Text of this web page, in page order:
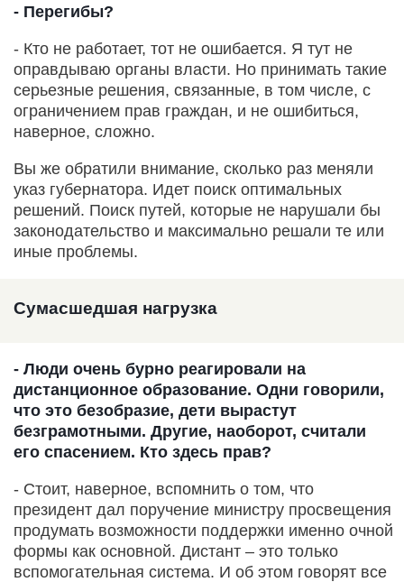
- Перегибы?
- Кто не работает, тот не ошибается. Я тут не
оправдываю органы власти. Но принимать такие
серьезные решения, связанные, в том числе, с
ограничением прав граждан, и не ошибиться,
наверное, сложно.
Вы же обратили внимание, сколько раз меняли
указ губернатора. Идет поиск оптимальных
решений. Поиск путей, которые не нарушали бы
законодательство и максимально решали те или
иные проблемы.
Сумасшедшая нагрузка
- Люди очень бурно реагировали на
дистанционное образование. Одни говорили,
что это безобразие, дети вырастут
безграмотными. Другие, наоборот, считали
его спасением. Кто здесь прав?
- Стоит, наверное, вспомнить о том, что
президент дал поручение министру просвещения
продумать возможности поддержки именно очной
формы как основной. Дистант – это только
вспомогательная система. И об этом говорят все